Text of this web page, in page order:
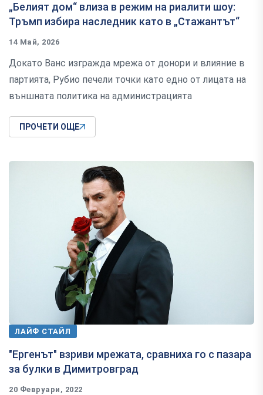
„Белият дом“ влиза в режим на риалити шоу:
Тръмп избира наследник като в „Стажантът“
14 Май, 2026
Докато Ванс изгражда мрежа от донори и влияние в
партията, Рубио печели точки като едно от лицата на
външната политика на администрацията
ПРОЧЕТИ ОЩЕ
ЛАЙФ СТАЙЛ
"Ергенът" взриви мрежата, сравниха го с пазара
за булки в Димитровград
20 Февруари, 2022